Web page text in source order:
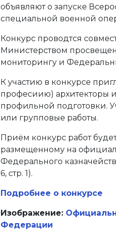
объявляют о запуске
специальной военной
Конкурс проводтся
Министерством
мониторингу и
К участию в конкурсе
професиию) архитекторы
профильной подготовки.
или групповые работы.
Приём конкурс работ
размещенному на
Федерального
6, стр. 1).
Подробнее о конкурсе
Изображение:
Федерации